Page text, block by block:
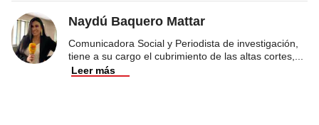
Naydú Baquero Mattar
Comunicadora Social y Periodista de investigación,
tiene a su cargo el cubrimiento de las altas cortes,
Leer más